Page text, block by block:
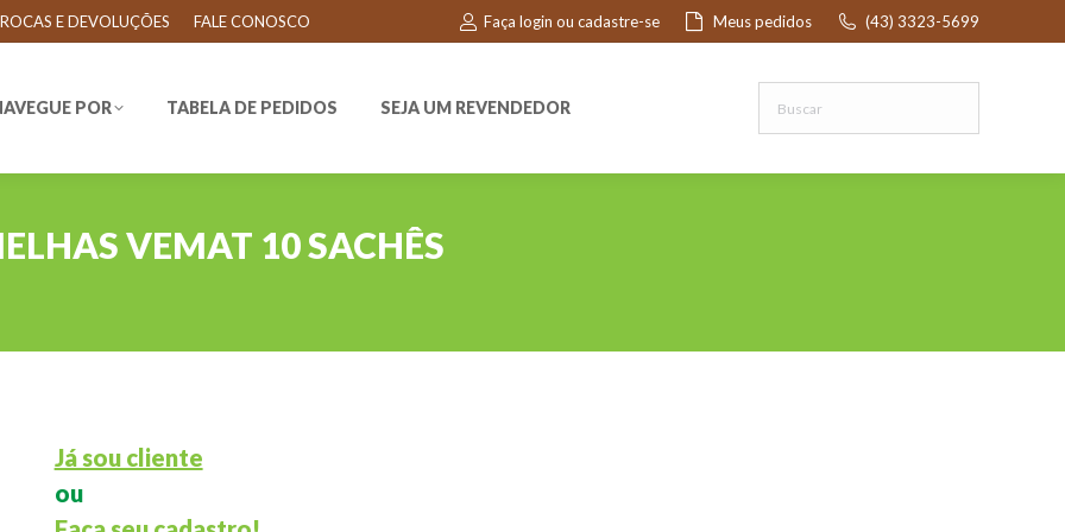
E DEVOLUÇÕES FALE CONOSCO Faça login ou cadastre-se Meus pedidos (43) 3323-5699
POR TABELA DE PEDIDOS SEJA UM REVENDEDOR
VEMAT 10 SACHÊS
Já sou cliente
ou
POR TABELA DE PEDIDOS SEJA UM REVENDEDOR